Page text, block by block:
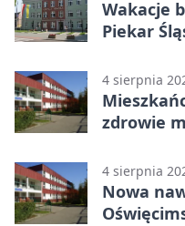
Wakacje
Piekar
4 sierpnia
zdrowie
4 sierpnia
Nowa